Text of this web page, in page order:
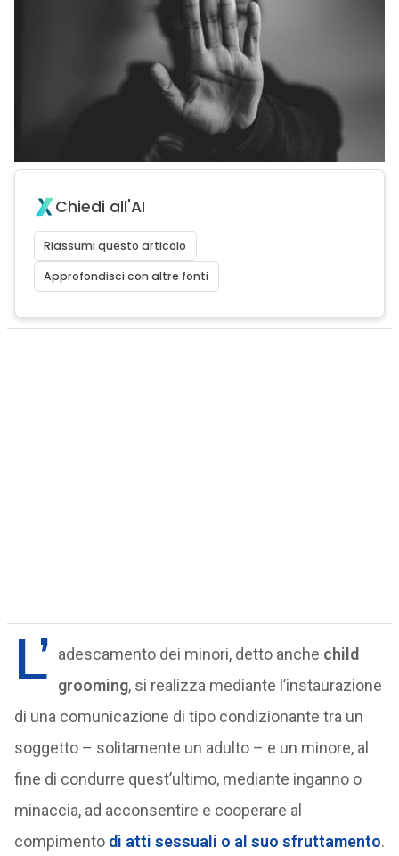
Chiedi all'AI
Riassumi questo articolo
Approfondisci con altre fonti
L’ adescamento dei minori, detto anche child
grooming, si realizza mediante l’instaurazione
di una comunicazione di tipo condizionante tra un
soggetto – solitamente un adulto – e un minore, al
fine di condurre quest’ultimo, mediante inganno o
minaccia, ad acconsentire e cooperare al
compimento di atti sessuali o al suo sfruttamento.